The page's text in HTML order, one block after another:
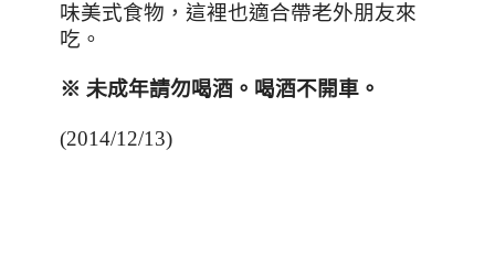
味美式食物，這裡也適合帶老外朋友來
吃。
※ 未成年請勿喝酒。喝酒不開車。
(2014/12/13)